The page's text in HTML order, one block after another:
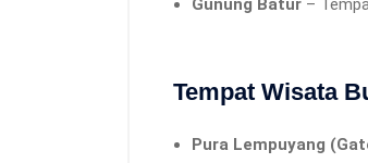
Gunung Batur –
Tempat Wisata
Pura Lempuyang